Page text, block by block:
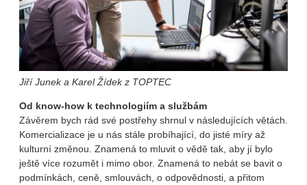
Jiří Junek a Karel Žídek z TOPTEC
Od know-how k technologiím a službám
Závěrem bych rád své postřehy shrnul v následujících větách.
Komercializace je u nás stále probíhající, do jisté míry až
kulturní změnou. Znamená to mluvit o vědě tak, aby jí bylo
ještě více rozumět i mimo obor. Znamená to nebát se bavit o
podmínkách, ceně, smlouvách, o odpovědnosti, a přitom